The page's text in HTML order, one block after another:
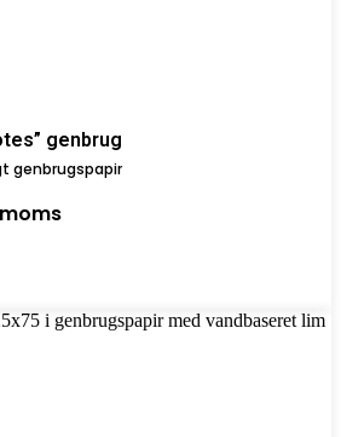
genbrug
genbrugspapir